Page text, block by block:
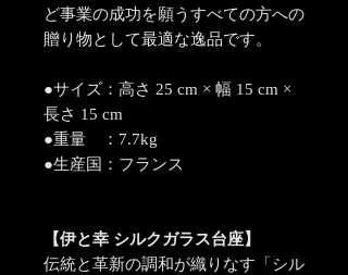
ど事業の成功を願うすべての方への
贈り物として最適な逸品です。
●サイズ：高さ 25 cm × 幅 15 cm ×
長さ 15 cm
●重量 ：7.7kg
●生産国：フランス
【伊と幸 シルクガラス台座】
伝統と革新の調和が織りなす「シル